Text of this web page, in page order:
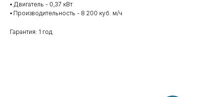
⦁ Двигатель - 0,37 кВт
⦁ Производительность - 8 200 куб. м/ч
Гарантия: 1 год